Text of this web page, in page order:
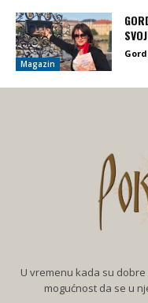
Magazin
U vremenu kada su
mogućnost da se u